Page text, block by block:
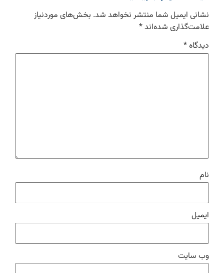
نشانی ایمیل شما منتشر نخواهد شد. بخش‌های موردنیاز
علامت‌گذاری شده‌اند*
دیدگاه*
نام
ایمیل
وب‌ سایت